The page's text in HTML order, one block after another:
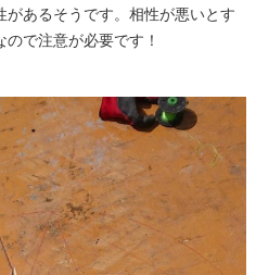
あるそうです。相性が悪いとす
で注意が必要です！